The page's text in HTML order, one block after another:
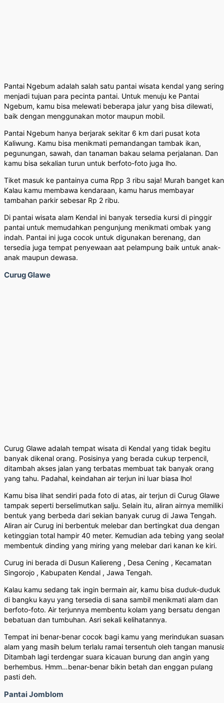
Pantai Ngebum adalah salah satu pantai wisata kendal yang sering
menjadi tujuan para pecinta pantai. Untuk menuju ke Pantai
Ngebum, kamu bisa melewati beberapa jalur yang bisa dilewati,
baik dengan menggunakan motor maupun mobil.
Pantai Ngebum hanya berjarak sekitar 6 km dari pusat kota
Kaliwung. Kamu bisa menikmati pemandangan tambak ikan,
pegunungan, sawah, dan tanaman bakau selama perjalanan. Dan
kamu bisa sekalian turun untuk berfoto-foto juga lho.
Tiket masuk ke pantainya cuma Rpp 3 ribu saja! Murah banget
Kalau kamu membawa kendaraan, kamu harus membayar
tambahan parkir sebesar Rp 2 ribu.
Di pantai wisata alam Kendal ini banyak tersedia kursi di pinggir
pantai untuk memudahkan pengunjung menikmati ombak yang
indah. Pantai ini juga cocok untuk digunakan berenang, dan
tersedia juga tempat penyewaan aat pelampung baik untuk anak-
anak maupun dewasa.
Curug Glawe
Curug Glawe adalah tempat wisata di Kendal yang tidak begitu
banyak dikenal orang. Posisinya yang berada cukup terpencil,
ditambah akses jalan yang terbatas membuat tak banyak orang
yang tahu. Padahal, keindahan air terjun ini luar biasa lho!
Kamu bisa lihat sendiri pada foto di atas, air terjun di Curug Glawe
tampak seperti berselimutkan salju. Selain itu, aliran airnya memiliki
bentuk yang berbeda dari sekian banyak curug di Jawa Tengah.
Aliran air Curug ini berbentuk melebar dan bertingkat dua dengan
ketinggian total hampir 40 meter. Kemudian ada tebing yang
membentuk dinding yang miring yang melebar dari kanan ke kiri.
Curug ini berada di Dusun Kaliereng , Desa Cening , Kecamatan
Singorojo , Kabupaten Kendal , Jawa Tengah.
Kalau kamu sedang tak ingin bermain air, kamu bisa duduk-duduk
di bangku kayu yang tersedia di sana sambil menikmati alam dan
berfoto-foto. Air terjunnya membentu kolam yang bersatu dengan
bebatuan dan tumbuhan. Asri sekali kelihatannya.
Tempat ini benar-benar cocok bagi kamu yang merindukan
alam yang masih belum terlalu ramai tersentuh oleh tangan
Ditambah lagi terdengar suara kicauan burung dan angin yang
berhembus. Hmm…benar-benar bikin betah dan enggan pulang
pasti deh.
Pantai Jomblom